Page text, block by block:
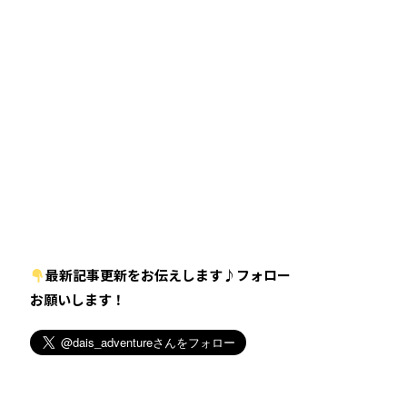
最新記事更新をお伝えします♪フォロー
お願いします！